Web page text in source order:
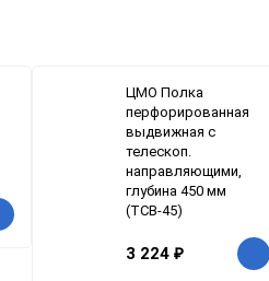
ЦМО Полка
перфорированная
выдвижная с
телескоп.
направляющими,
глубина 450 мм
(ТСВ-45)
3 224 ₽